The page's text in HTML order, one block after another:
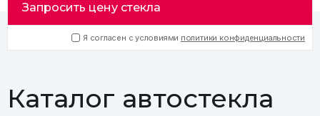
Запросить цену стекла
Я согласен с условиями политики конфиденциальности
Каталог автостекла